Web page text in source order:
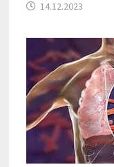
14.12.2023